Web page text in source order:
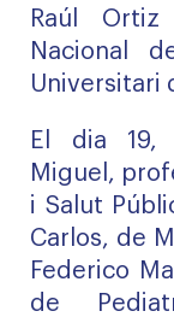
Raúl
Nacional
Universitari
El dia 19,
Miguel,
i Salut
Carlos, de
Federico
de